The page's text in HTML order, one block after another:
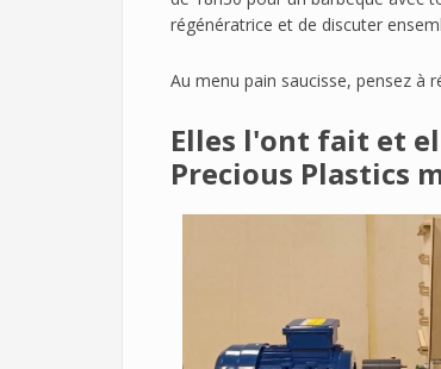
régénératrice et de discuter
Au menu pain saucisse, pensez à
Elles l'ont fait et
Precious Plastics